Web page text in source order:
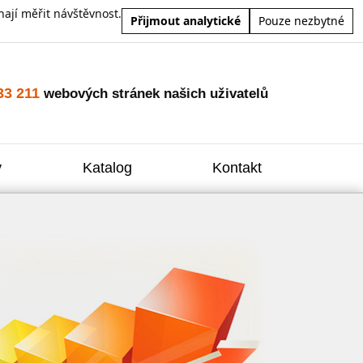
měřit návštěvnost.
Přijmout analytické Pouze nezbytné
211 webových stránek našich uživatelů
Katalog Kontakt